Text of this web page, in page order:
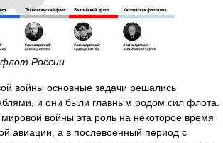
России
войны основные задачи решались
и они были главным родом сил флота.
войны эта роль на некоторое время
авиации, а в послевоенный период с